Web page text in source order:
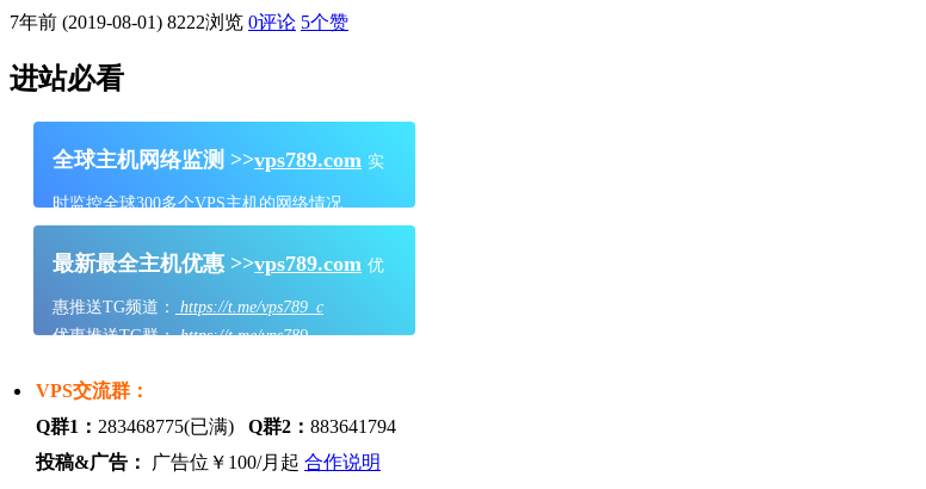
7年前 (2019-08-01) 8222浏览 0评论 5个赞
进站必看
全球主机网络监测 >>vps789.com 实
时监控全球300多个VPS主机的网络情况
最新最全主机优惠 >>vps789.com 优
惠推送TG频道：
https://t.me/vps789_c
优惠推送TG群：https://t.me/vps789
VPS交流群：
Q群1： 283468775(已满) Q群2： 883641794
投稿&广告：
广告位￥100/月起 合作说明